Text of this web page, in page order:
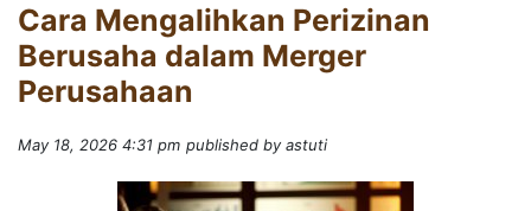
Cara Mengalihkan Perizinan
Berusaha dalam Merger
Perusahaan
May 18, 2026 4:31 pm published by astuti